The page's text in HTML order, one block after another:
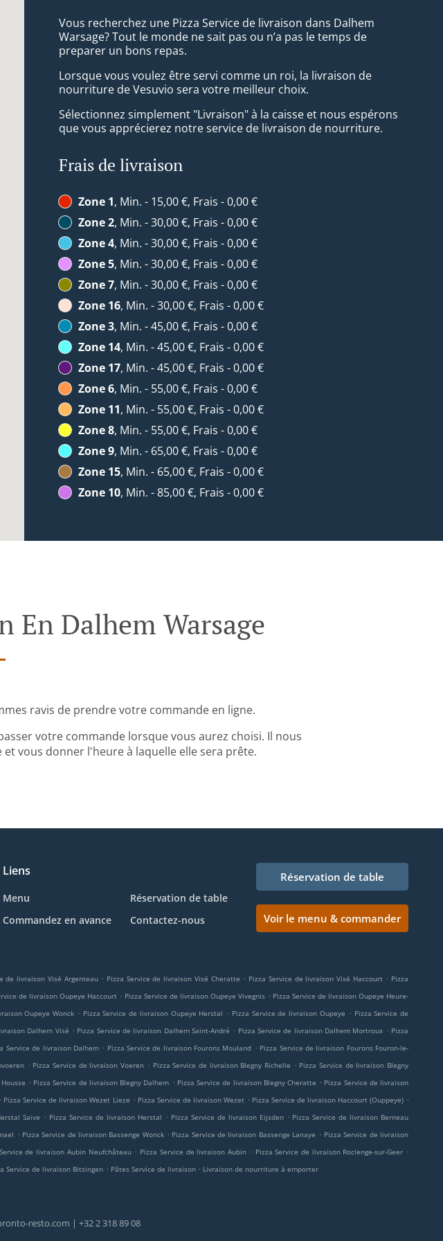
Vous recherchez une Pizza Service de livraison dans Dalhem
Warsage? Tout le monde ne sait pas ou n’a pas le temps de
preparer un bons repas.
Lorsque vous voulez être servi comme un roi, la livraison de
nourriture de Vesuvio sera votre meilleur choix.
Sélectionnez simplement "Livraison" à la caisse et nous espérons
que vous apprécierez notre service de livraison de nourriture.
Frais de livraison
Zone 1, Min. - 15,00 €, Frais - 0,00 €
Zone 2, Min. - 30,00 €, Frais - 0,00 €
Zone 4, Min. - 30,00 €, Frais - 0,00 €
Zone 5, Min. - 30,00 €, Frais - 0,00 €
Zone 7, Min. - 30,00 €, Frais - 0,00 €
Zone 16, Min. - 30,00 €, Frais - 0,00 €
Zone 3, Min. - 45,00 €, Frais - 0,00 €
Zone 14, Min. - 45,00 €, Frais - 0,00 €
Zone 17, Min. - 45,00 €, Frais - 0,00 €
Zone 6, Min. - 55,00 €, Frais - 0,00 €
Zone 11, Min. - 55,00 €, Frais - 0,00 €
Zone 8, Min. - 55,00 €, Frais - 0,00 €
Zone 9, Min. - 65,00 €, Frais - 0,00 €
Zone 15, Min. - 65,00 €, Frais - 0,00 €
Zone 10, Min. - 85,00 €, Frais - 0,00 €
En Dalhem Warsage
ravis de prendre votre commande en ligne.
votre commande lorsque vous aurez choisi. Il nous
vous donner l'heure à laquelle elle sera prête.
Liens
Menu
Réservation de table
Commandez en avance
Contactez-nous
Réservation de table
Voir le menu & commander
de livraison Visé Argenteau . Pizza Service de livraison Visé Cheratte . Pizza Service de livraison Visé Haccourt . Pizza
de livraison Oupeye Haccourt . Pizza Service de livraison Oupeye Vivegnis . Pizza Service de livraison Oupeye Heure-
Oupeye Wonck . Pizza Service de livraison Oupeye Herstal . Pizza Service de livraison Oupeye . Pizza Service de
Dalhem Visé . Pizza Service de livraison Dalhem Saint-André . Pizza Service de livraison Dalhem Mortroux . Pizza
Service de livraison Dalhem . Pizza Service de livraison Fourons Mouland . Pizza Service de livraison Fourons Fouron-le-
. Pizza Service de livraison Voeren . Pizza Service de livraison Blegny Richelle . Pizza Service de livraison Blegny
. Pizza Service de livraison Blegny Dalhem . Pizza Service de livraison Blegny Cheratte . Pizza Service de livraison
. Pizza Service de livraison Wezet Lieze . Pizza Service de livraison Wezet . Pizza Service de livraison Haccourt (Ouppeye) .
Saive . Pizza Service de livraison Herstal . Pizza Service de livraison Eijsden . Pizza Service de livraison Berneau
. Pizza Service de livraison Bassenge Wonck . Pizza Service de livraison Bassenge Lanaye . Pizza Service de livraison
de livraison Aubin Neufchâteau . Pizza Service de livraison Aubin . Pizza Service de livraison Roclenge-sur-Geer .
Service de livraison Bitsingen . Pâtes Service de livraison . Livraison de nourriture à emporter
resto.com | +32 2 318 89 08